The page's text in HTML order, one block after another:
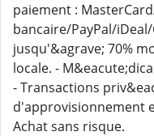
paiement :
bancaire/PayPal/
jusqu'&agrave; 70%
locale. -
- Transactions
d'approvisionnement
Achat sans risque.